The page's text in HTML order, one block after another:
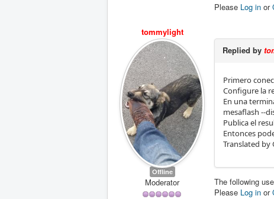
Please Log in or
tommylight
Offline
Moderator
Replied by
Primero
Configure la
En una
mesaflash --
Publica el
Entonces
Translated by
The following
Please Log in or